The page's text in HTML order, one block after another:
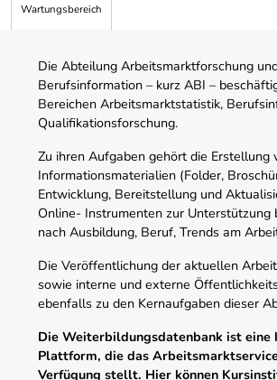
Wartungsbereich
Die Abteilung Arbeitsmarktforschung
Berufsinformation – kurz ABI –
Bereichen Arbeitsmarktstatistik,
Qualifikationsforschung.
Zu ihren Aufgaben gehört die Erstellung
Informationsmaterialien (Folder,
Entwicklung, Bereitstellung und
Online- Instrumenten zur Unterstützung
nach Ausbildung, Beruf, Trends am
Die Veröffentlichung der aktuellen
sowie interne und externe
ebenfalls zu den Kernaufgaben dieser
Die Weiterbildungsdatenbank ist eine
Plattform, die das
Verfügung stellt. Hier können